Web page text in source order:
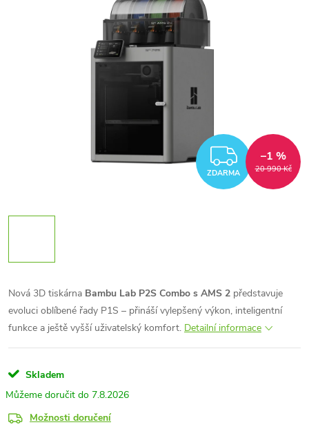
ZDARMA 20 990 Kč
–1 %
Nová 3D tiskárna Bambu Lab P2S Combo s AMS 2 představuje
evoluci oblíbené řady P1S – přináší vylepšený výkon, inteligentní
funkce a ještě vyšší uživatelský komfort. Detailní informace
Skladem
7.8.2026
Možnosti doručení